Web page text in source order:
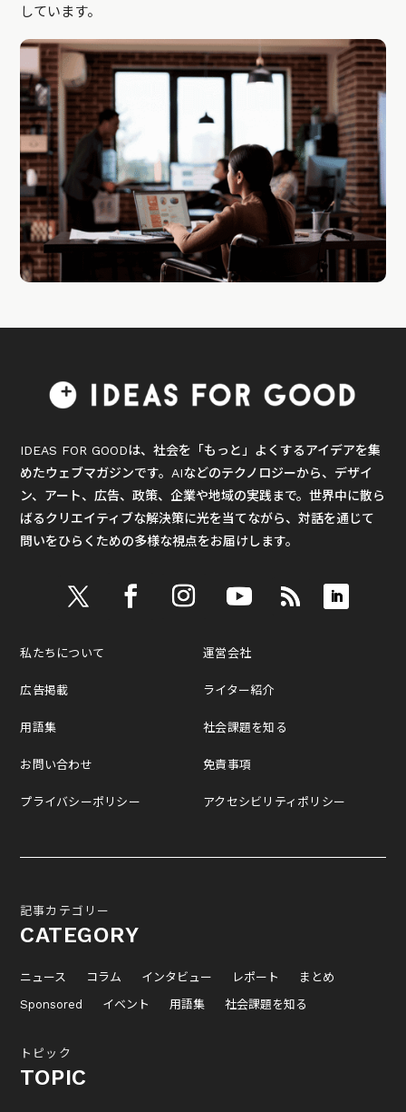
しています。
IDEAS FOR GOODは、社会を「もっと」よくするアイデアを集
めたウェブマガジンです。AIなどのテクノロジーから、デザイ
ン、アート、広告、政策、企業や地域の実践まで。世界中に散ら
ばるクリエイティブな解決策に光を当てながら、対話を通じて
問いをひらくための多様な視点をお届けします。
私たちについて
広告掲載
用語集
お問い合わせ
プライバシーポリシー
運営会社
ライター紹介
社会課題を知る
免責事項
アクセシビリティポリシー
記事カテゴリー
CATEGORY
ニュース コラム インタビュー レポート
まとめ
Sponsored
イベント 用語集 社会課題を知る
トピック
TOPIC